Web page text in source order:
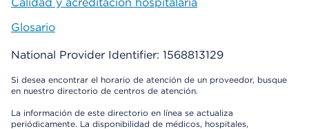
Glosario
National Provider Identifier: 1568813129
Si desea encontrar el horario de atención de un proveedor, busque
en nuestro directorio de centros de atención.
La información de este directorio en línea se actualiza
periódicamente. La disponibilidad de médicos, hospitales,